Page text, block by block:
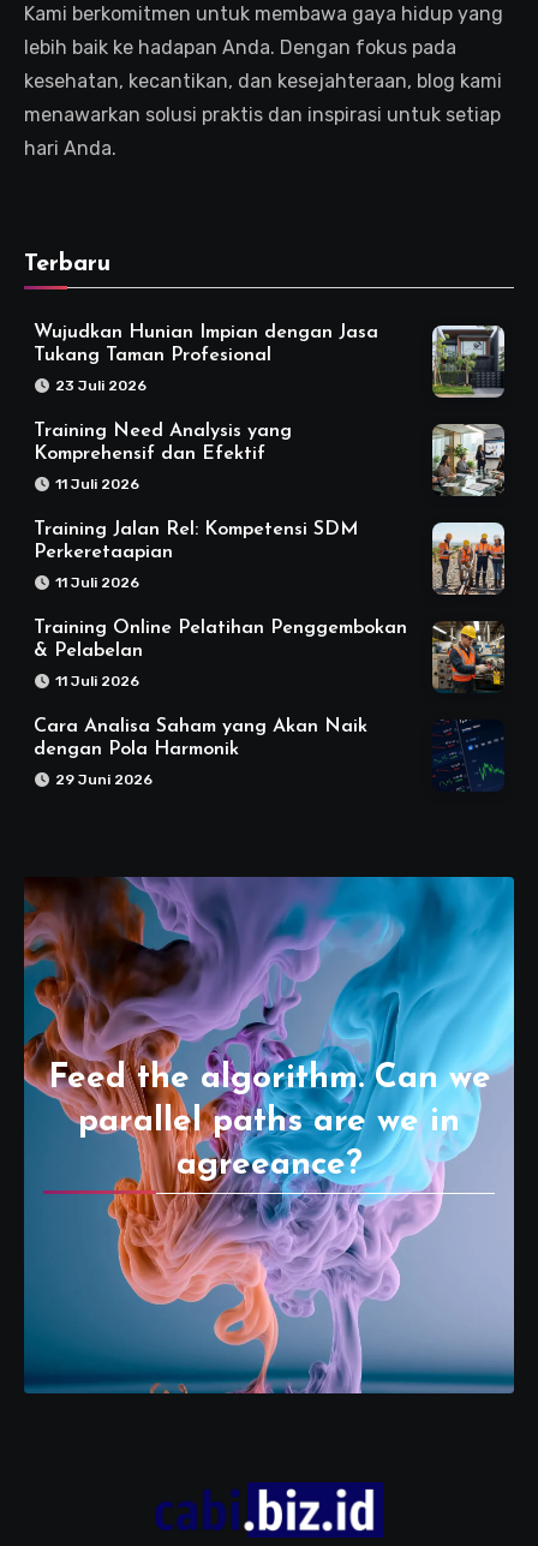
Kami berkomitmen untuk membawa gaya hidup yang
lebih baik ke hadapan Anda. Dengan fokus pada
kesehatan, kecantikan, dan kesejahteraan, blog kami
menawarkan solusi praktis dan inspirasi untuk setiap
hari Anda.
Terbaru
Wujudkan Hunian Impian dengan Jasa
Tukang Taman Profesional
23 Juli 2026
Training Need Analysis yang
Komprehensif dan Efektif
11 Juli 2026
Training Jalan Rel: Kompetensi SDM
Perkeretaapian
11 Juli 2026
Training Online Pelatihan Penggembokan
& Pelabelan
11 Juli 2026
Cara Analisa Saham yang Akan Naik
dengan Pola Harmonik
29 Juni 2026
Feed the algorithm. Can we
parallel paths are we in
agreeance?